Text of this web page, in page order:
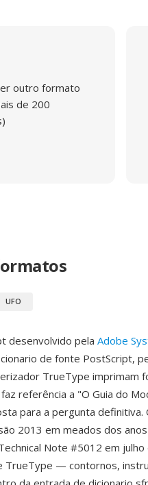
outro formato
de 200
UFO
desenvolvido pela Adobe
de fonte PostScript,
TrueType imprimam
referência a "O Guia do
para a pergunta
2013 em meados dos
Note #5012 em
TrueType — contornos,